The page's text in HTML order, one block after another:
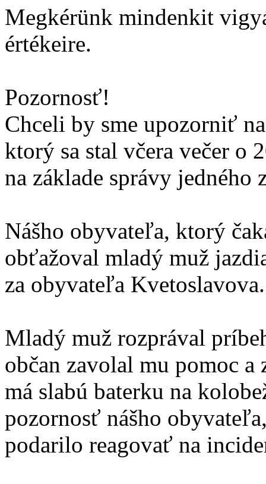
Megkérünk mindenkit
értékeire.
Pozornosť!
Chceli by sme upozorniť
ktorý sa stal včera večer o
na základe správy jedného
Nášho obyvateľa, ktorý
obťažoval mladý muž
za obyvateľa Kvetoslavova.
Mladý muž rozprával
občan zavolal mu pomoc
má slabú baterku na
pozornosť nášho
podarilo reagovať na